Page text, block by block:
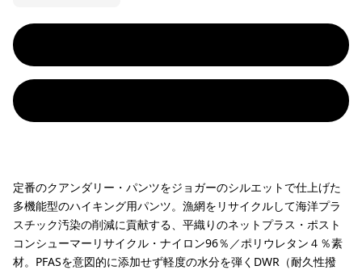
定番のクアンダリー・パンツをジョガーのシルエットで仕上げた
多機能型のハイキング用パンツ。漁網をリサイクルして海洋プラ
スチック汚染の削減に貢献する、平織りのネットプラス・ポスト
コンシューマーリサイクル・ナイロン96％／ポリウレタン４％素
材。PFASを意図的に添加せず軽度の水分を弾くDWR（耐久性撥